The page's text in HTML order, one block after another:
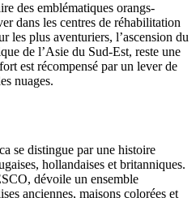
des emblématiques orangs-
dans les centres de réhabilitation
les plus aventuriers, l’ascension du
de l’Asie du Sud-Est, reste une
est récompensé par un lever de
nuages.
se distingue par une histoire
hollandaises et britanniques.
dévoile un ensemble
anciennes, maisons colorées et